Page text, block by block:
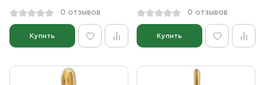
0 отзывов
Купить
0 отзывов
Купить